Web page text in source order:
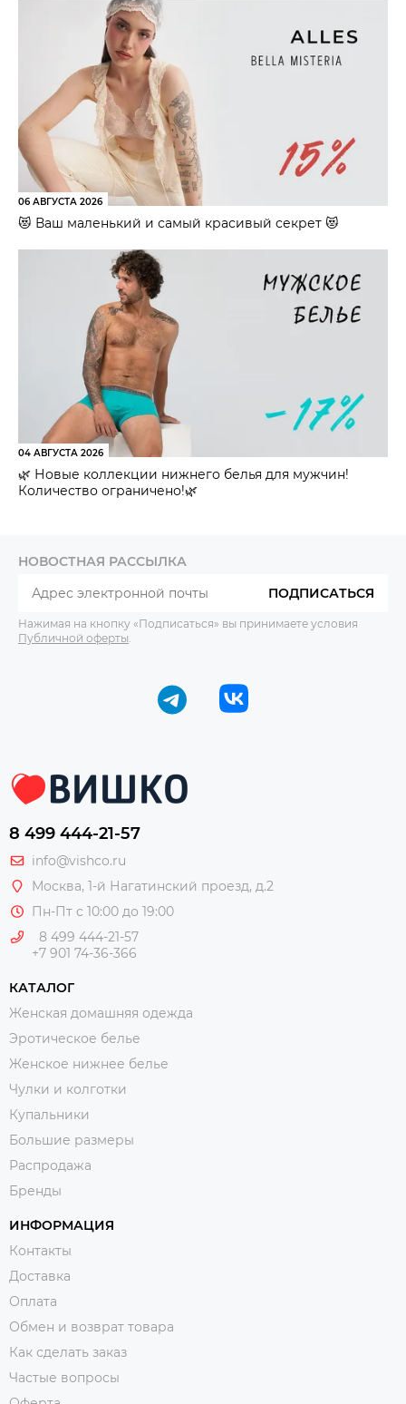
06 АВГУСТА 2026
😻 Ваш маленький и самый красивый секрет 😻
04 АВГУСТА 2026
🌿 Новые коллекции нижнего белья для мужчин!
Количество ограничено!🌿
НОВОСТНАЯ РАССЫЛКА
ПОДПИСАТЬСЯ
Нажимая на кнопку «Подписаться» вы принимаете условия
Публичной оферты
8 499 444-21-57
info@vishco.ru
Москва, 1-й Нагатинский проезд, д.2
Пн-Пт с 10:00 до 19:00
8 499 444-21-57
+7 901 74-36-366
КАТАЛОГ
Женская домашняя одежда
Эротическое белье
Женское нижнее белье
Чулки и колготки
Купальники
Большие размеры
Распродажа
Бренды
ИНФОРМАЦИЯ
Контакты
Доставка
Оплата
Обмен и возврат товара
Как сделать заказ
Частые вопросы